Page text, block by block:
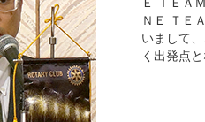
ＮＥ ＴＥ
いまして
く出発点